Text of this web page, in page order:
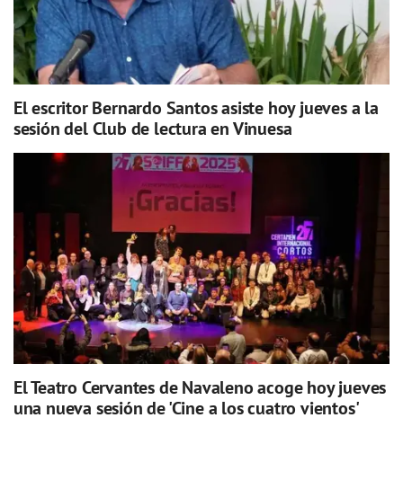
El escritor Bernardo Santos asiste hoy jueves a la
sesión del Club de lectura en Vinuesa
El Teatro Cervantes de Navaleno acoge hoy jueves
una nueva sesión de 'Cine a los cuatro vientos'